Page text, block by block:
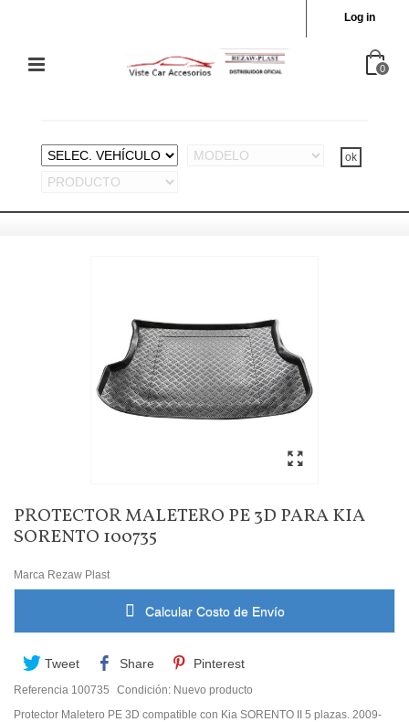
Log in
0
PROTECTOR MALETERO PE 3D PARA KIA
SORENTO 100735
Marca Rezaw Plast
Calcular Costo de Envío
Tweet Share Pinterest
Referencia 100735 Condición: Nuevo producto
Protector Maletero PE 3D compatible con Kia SORENTO II 5 plazas. 2009-